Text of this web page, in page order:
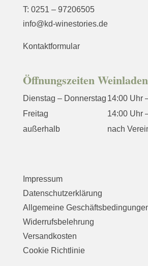
T: 0251 – 97206505
info@kd-winestories.de
Kontaktformular
Öffnungszeiten Weinladen
Dienstag – Donnerstag 14:00 Uhr
Freitag
14:00 Uhr
außerhalb
nach
Impressum
Datenschutzerklärung
Allgemeine
Widerrufsbelehrung
Versandkosten
Cookie Richtlinie